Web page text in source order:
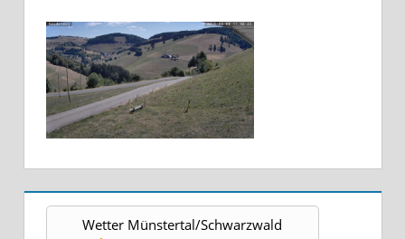
Wetter Münstertal/Schwarzwald